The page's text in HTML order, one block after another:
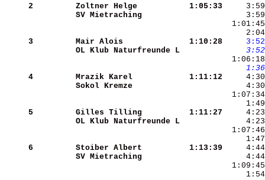
     2
Zoltner Helge
1:05:33
SV Mietraching
     3
Mair Alois 1:10:28
    3:52
OL Klub Naturfreunde L
    3:52
    1:36
     4
Mrazik Karel
1:11:12
Sokol Kremze
     5
Gilles Tilling
1:11:27
OL Klub Naturfreunde L
     6
Stoiber Albert
1:13:39
SV Mietraching